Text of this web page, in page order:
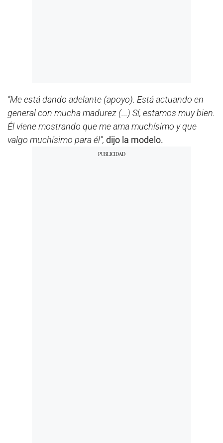
“Me está dando adelante (apoyo). Está actuando en
general con mucha madurez (...) Sí, estamos muy bien.
Él viene mostrando que me ama muchísimo y que
valgo muchísimo para él”, dijo la modelo.